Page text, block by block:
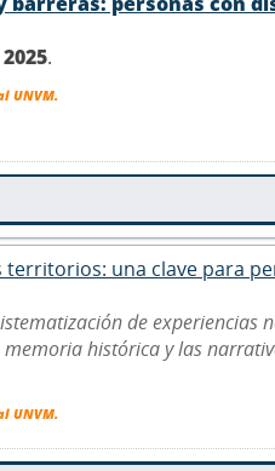
2025.
UNVM.
territorios: una clave para
de
histórica y las
UNVM.